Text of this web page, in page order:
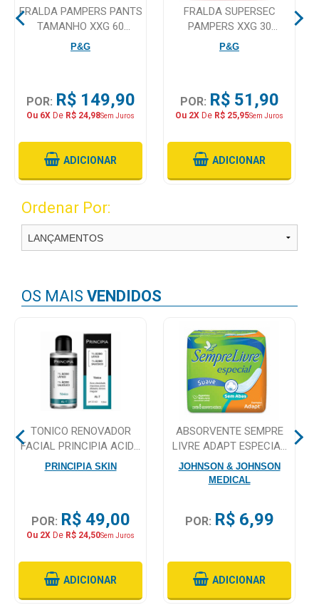
Mamãe
Medicamentos
e
Proteção
Adulto
Dermocosméticos
Suplemento
Aparelhos
Socorros
Utilidade
FRALDA PAMPERS PANTS
TAMANHO XXG 60
UNIDADES
P&G
POR: R$ 149,90
Ou 6X De R$ 24,98Sem Juros
ADICIONAR
FRALDA SUPERSEC
PAMPERS XXG 30
UNIDADES
P&G
POR: R$ 51,90
Ou 2X De R$ 25,95Sem Juros
ADICIONAR
Ordenar Por:
OS MAIS VENDIDOS
TONICO RENOVADOR
FACIAL PRINCIPIA ACIDO
LATICO AL-7 120ML
PRINCIPIA SKIN
POR: R$ 49,00
Ou 2X De R$ 24,50Sem Juros
ADICIONAR
ABSORVENTE SEMPRE
LIVRE ADAPT ESPECIAL
SEM ABAS, SUAVE COM 8
UNIDADES
JOHNSON & JOHNSON
MEDICAL
POR: R$ 6,99
ADICIONAR